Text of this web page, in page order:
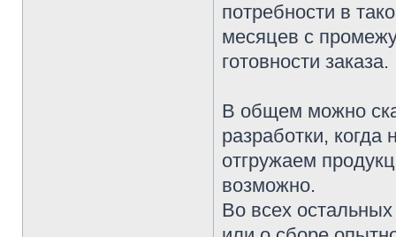
потребности в
месяцев с
готовности заказа.
В общем можно
разработки,
отгружаем
возможно.
Во всех остальных